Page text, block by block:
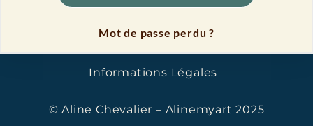
Mot de passe perdu ?
Informations Légales
© Aline Chevalier – Alinemyart 2025